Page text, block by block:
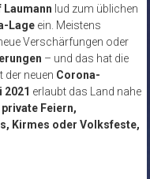
lud zum üblichen
Lageein. Meistens
Verschärfungen oder
– und das hat die
der neuen Corona-
2021 erlaubt das Land nahe
Feiern,
Kirmes oder Volksfeste,